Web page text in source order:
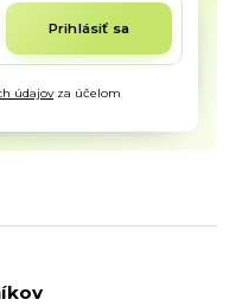
Prihlásiť sa
údajovza účelom